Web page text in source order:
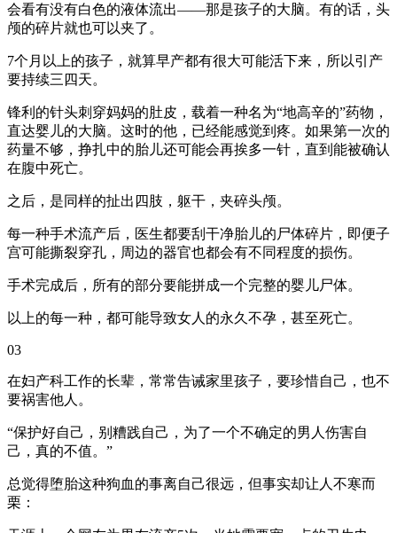
会看有没有白色的液体流出——那是孩子的大脑。有的话，头
颅的碎片就也可以夹了。
7个月以上的孩子，就算早产都有很大可能活下来，所以引产
要持续三四天。
锋利的针头刺穿妈妈的肚皮，载着一种名为“地高辛的”药物，
直达婴儿的大脑。这时的他，已经能感觉到疼。如果第一次的
药量不够，挣扎中的胎儿还可能会再挨多一针，直到能被确认
在腹中死亡。
之后，是同样的扯出四肢，躯干，夹碎头颅。
每一种手术流产后，医生都要刮干净胎儿的尸体碎片，即便子
宫可能撕裂穿孔，周边的器官也都会有不同程度的损伤。
手术完成后，所有的部分要能拼成一个完整的婴儿尸体。
以上的每一种，都可能导致女人的永久不孕，甚至死亡。
03
在妇产科工作的长辈，常常告诫家里孩子，要珍惜自己，也不
要祸害他人。
“保护好自己，别糟践自己，为了一个不确定的男人伤害自
己，真的不值。”
总觉得堕胎这种狗血的事离自己很远，但事实却让人不寒而
栗：